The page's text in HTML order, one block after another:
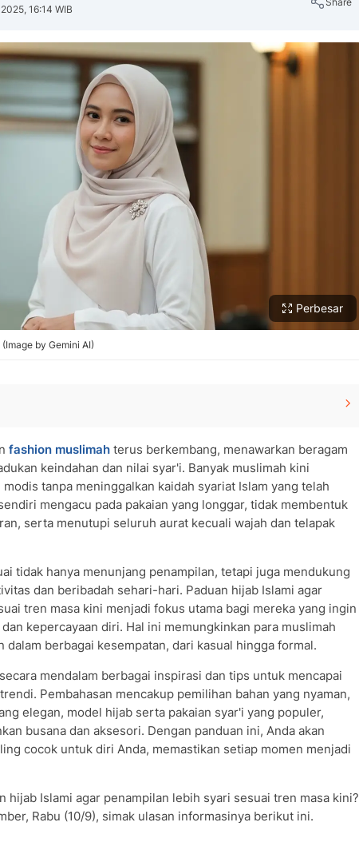
16:14 WIB
Perbesar
by Gemini AI)
Tampilan Syar'i yang Trendi
yang Populer
Aksesori
Tren Terkini
fashion muslimah terus berkembang, menawarkan beragam
keindahan dan nilai syar'i. Banyak muslimah kini
tanpa meninggalkan kaidah syariat Islam yang telah
mengacu pada pakaian yang longgar, tidak membentuk
serta menutupi seluruh aurat kecuali wajah dan telapak
tidak hanya menunjang penampilan, tetapi juga mendukung
dan beribadah sehari-hari. Paduan hijab Islami agar
tren masa kini menjadi fokus utama bagi mereka yang ingin
kepercayaan diri. Hal ini memungkinkan para muslimah
dalam berbagai kesempatan, dari kasual hingga formal.
mendalam berbagai inspirasi dan tips untuk mencapai
Pembahasan mencakup pemilihan bahan yang nyaman,
elegan, model hijab serta pakaian syar'i yang populer,
busana dan aksesori. Dengan panduan ini, Anda akan
cocok untuk diri Anda, memastikan setiap momen menjadi
hijab Islami agar penampilan lebih syari sesuai tren masa kini?
Rabu (10/9), simak ulasan informasinya berikut ini.